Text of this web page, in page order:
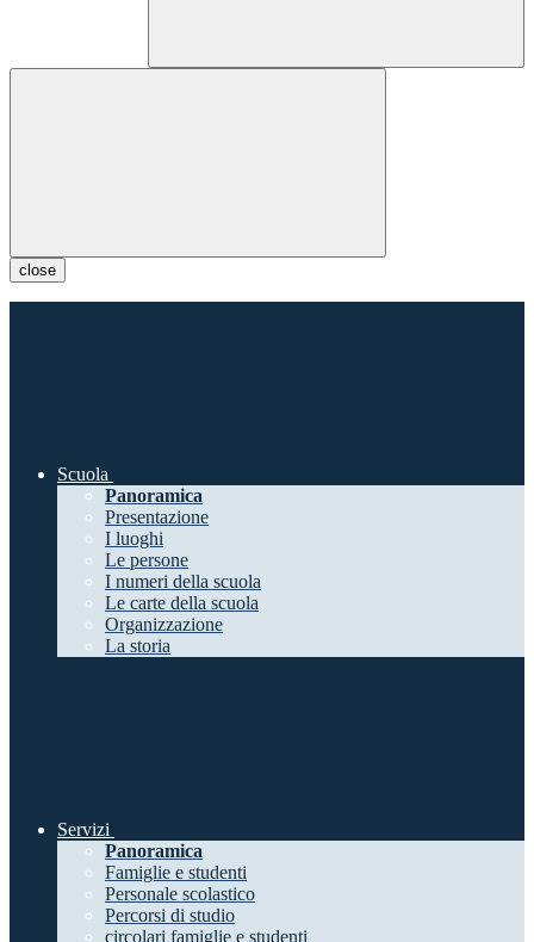
close
Scuola
Panoramica
Presentazione
I luoghi
Le persone
I numeri della scuola
Le carte della scuola
Organizzazione
La storia
Servizi
Panoramica
Famiglie e studenti
Personale scolastico
Percorsi di studio
circolari famiglie e studenti